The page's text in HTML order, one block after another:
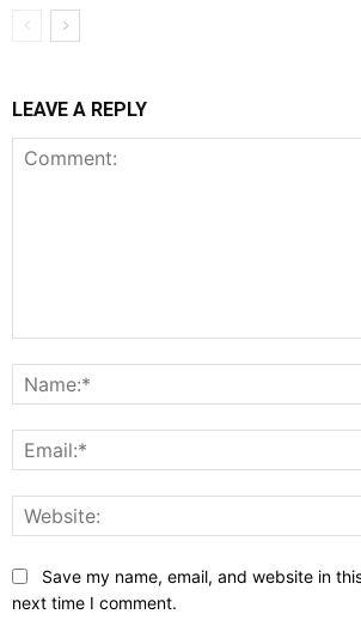
LEAVE A REPLY
Save my name, email, and website in
next time I comment.